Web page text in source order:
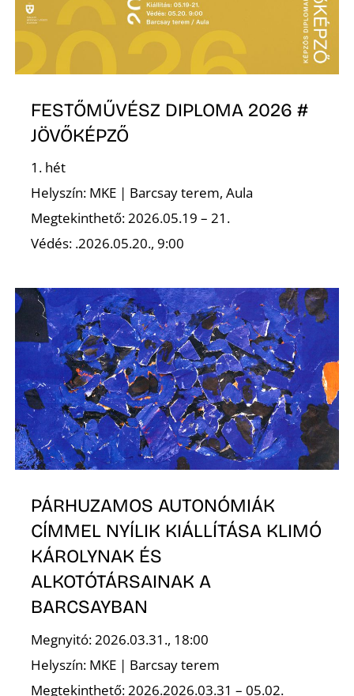
FESTŐMŰVÉSZ DIPLOMA 2026 #
JÖVŐKÉPZŐ
1. hét
Helyszín: MKE | Barcsay terem, Aula
Megtekinthető: 2026.05.19 – 21.
Védés: .2026.05.20., 9:00
PÁRHUZAMOS AUTONÓMIÁK
CÍMMEL NYÍLIK KIÁLLÍTÁSA KLIMÓ
KÁROLYNAK ÉS
ALKOTÓTÁRSAINAK A
BARCSAYBAN
Megnyitó: 2026.03.31., 18:00
Helyszín: MKE | Barcsay terem
Megtekinthető: 2026.2026.03.31 – 05.02.